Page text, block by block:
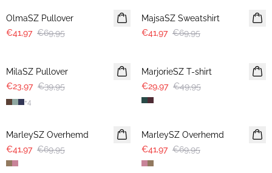
OlmaSZ Pullover
€41,97 €69,95
MajsaSZ Sweatshirt
€41,97 €69,95
MilaSZ Pullover
€23,97 €39,95
+4
MarjorieSZ T-shirt
€29,97 €49,95
MarleySZ Overhemd
€41,97 €69,95
MarleySZ Overhemd
€41,97 €69,95
-40% -40%